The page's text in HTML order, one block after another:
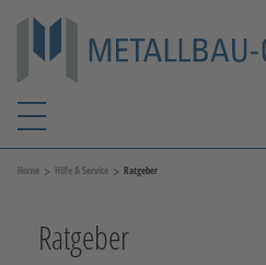
Home > Hilfe & Service > Ratgeber
Ratgeber